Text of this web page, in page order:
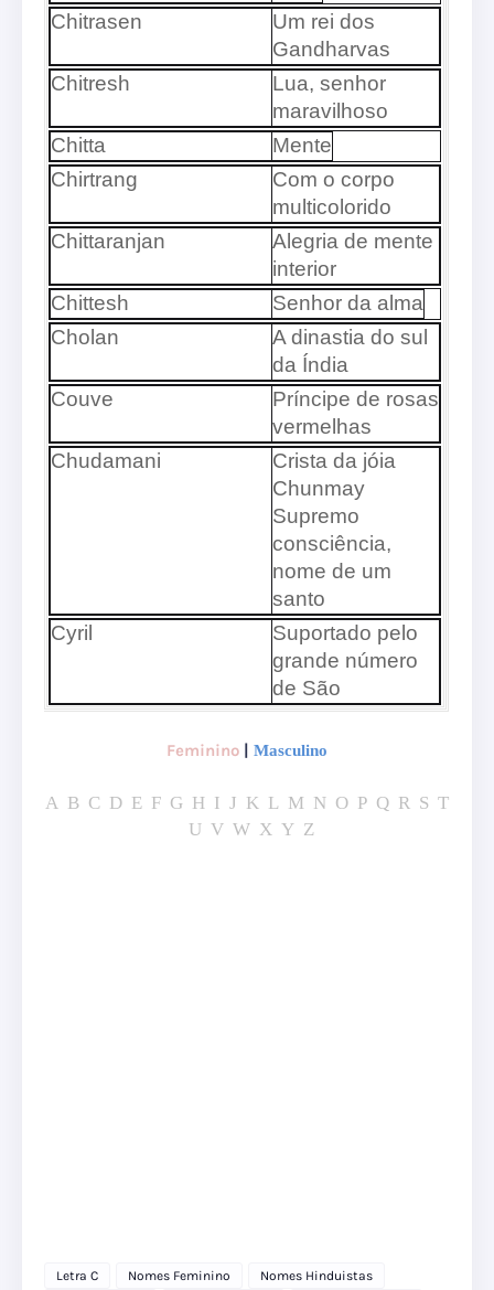
Chitrasen
Um rei dos
Gandharvas
Chitresh
Lua, senhor
maravilhoso
Chitta
Mente
Chirtrang
Com o corpo
multicolorido
Chittaranjan
Alegria de mente
interior
Chittesh
Senhor da alma
Cholan
A dinastia do sul
da Índia
Couve
Príncipe de rosas
vermelhas
Chudamani
Crista da jóia
Chunmay
Supremo
consciência,
nome de um
santo
Cyril
Suportado pelo
grande número
de São
Feminino | Masculino
A B C D E F G H I J K L M N O P Q R S T
U V W X Y Z
Letra C Nomes Feminino Nomes Hinduistas